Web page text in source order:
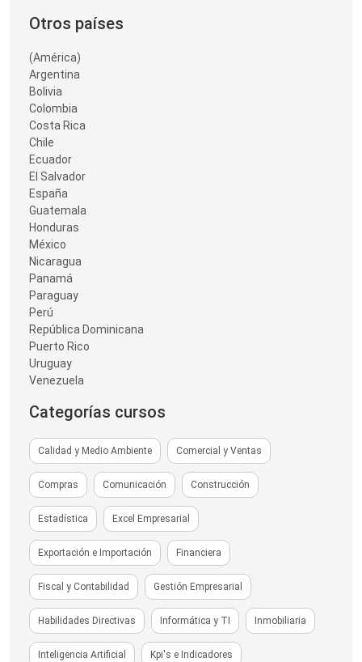
Otros países
(América)
Argentina
Bolivia
Colombia
Costa Rica
Chile
Ecuador
El Salvador
España
Guatemala
Honduras
México
Nicaragua
Panamá
Paraguay
Perú
República Dominicana
Puerto Rico
Uruguay
Venezuela
Categorías cursos
Calidad y Medio Ambiente Comercial y Ventas
Compras Comunicación Construcción
Estadística Excel Empresarial
Exportación e Importación Financiera
Fiscal y Contabilidad Gestión Empresarial
Habilidades Directivas Informática y TI Inmobiliaria
Inteligencia Artificial Kpi's e Indicadores